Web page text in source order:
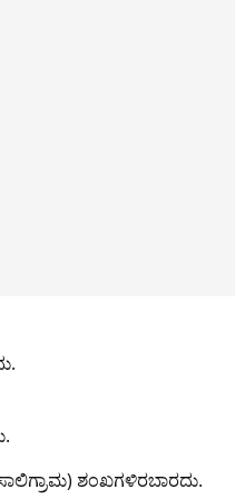
ಶಂಖಗಳಿರಬಾರದು.